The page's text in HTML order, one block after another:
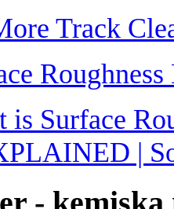
Track
is Surface
|